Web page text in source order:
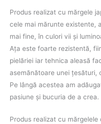
Produs realizat cu mărgele
cele mai mărunte existente,
mai fine, în culori vii şi
Aţa este foarte rezistentă,
pielăriei iar tehnica aleasă
asemănătoare unei ţesături,
Pe lângă acestea am
pasiune şi bucuria de a
Produs realizat cu